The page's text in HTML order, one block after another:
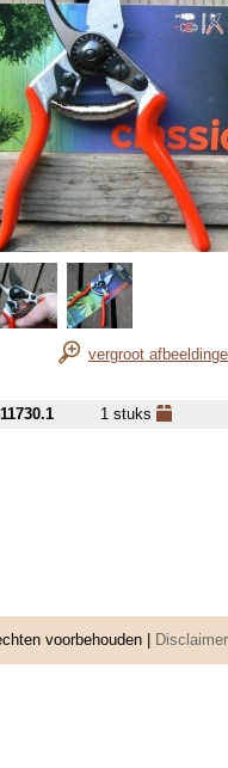
vergroot
1 stuks
voorbehouden | Disclaimer